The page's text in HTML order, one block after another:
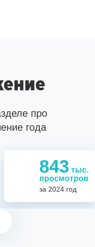
про
года
843 тыс.
просмотров
за 2024 год
1,1843